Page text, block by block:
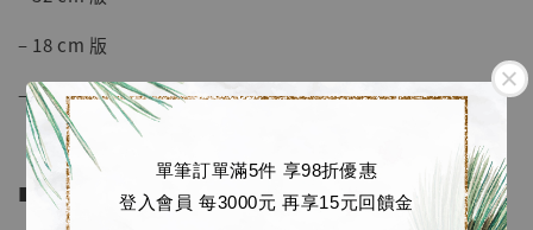
單筆訂單滿5件 享98折優惠
登入會員 每3000元 再享15元回饋金
– 18 cm 版
– 8 cm 版
■ 商品資訊：